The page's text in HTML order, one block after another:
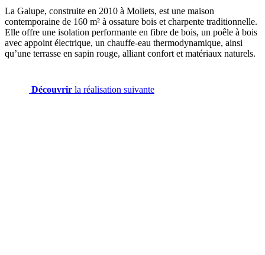
La Galupe, construite en 2010 à Moliets, est une maison
contemporaine de 160 m² à ossature bois et charpente traditionnelle.
Elle offre une isolation performante en fibre de bois, un poêle à bois
avec appoint électrique, un chauffe-eau thermodynamique, ainsi
qu’une terrasse en sapin rouge, alliant confort et matériaux naturels.
Découvrir la réalisation suivante